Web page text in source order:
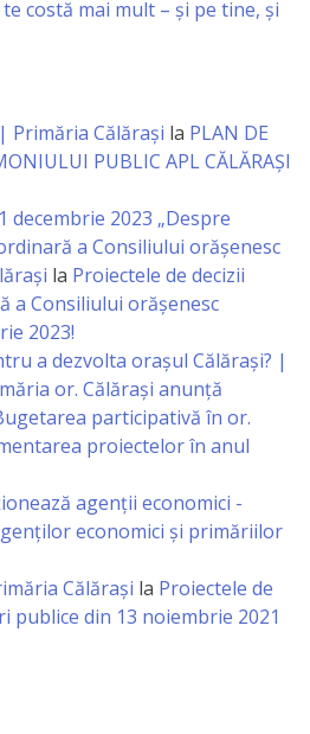
costă mai mult – și pe tine, și
Primăria Călărași la PLAN DE
PUBLIC APL CĂLĂRAȘI
decembrie 2023 „Despre
a Consiliului orășenesc
la Proiectele de decizii
a Consiliului orășenesc
2023!
a dezvolta orașul Călărași? |
or. Călărași anunță
participativă în or.
proiectelor în anul
agenţii economici -
economici și primăriilor
Călărași la Proiectele de
publice din 13 noiembrie 2021